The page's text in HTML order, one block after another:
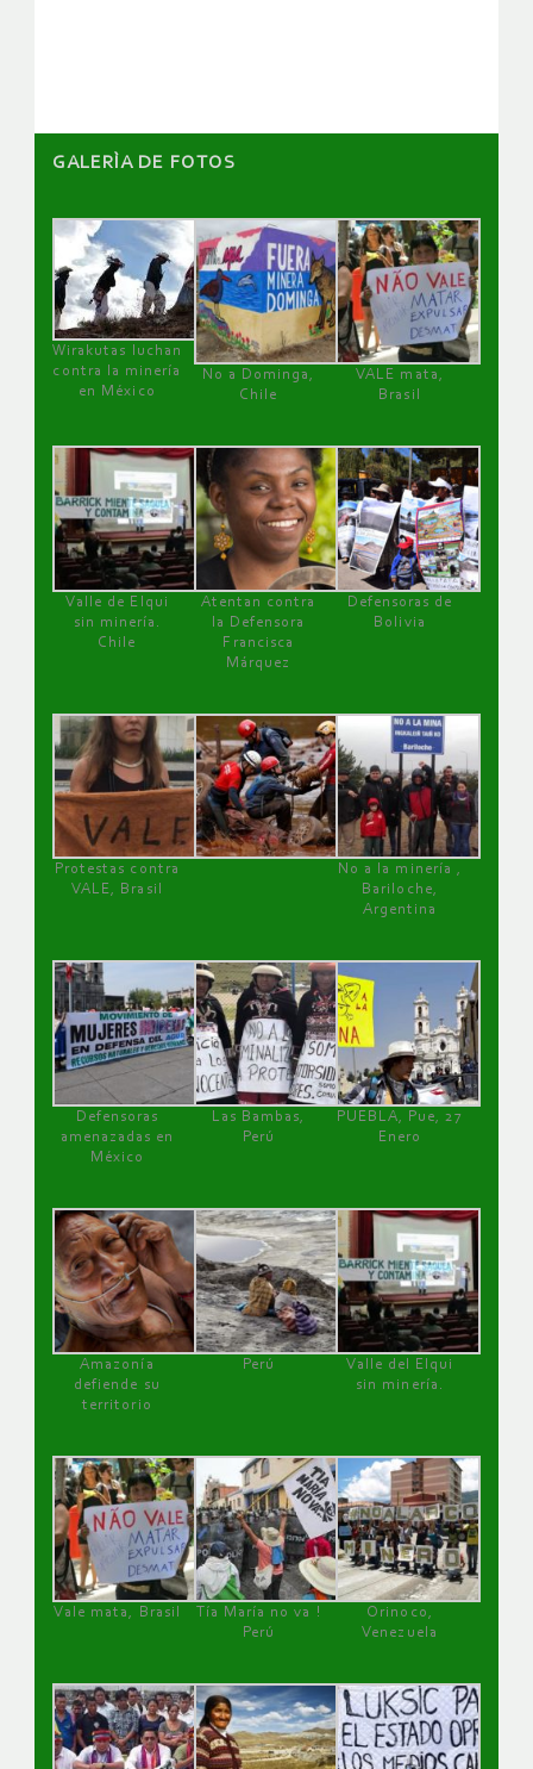
GALERÌA DE FOTOS
Wirakutas luchan
contra la minería
en México
No a Dominga,
Chile
VALE mata,
Brasil
Valle de Elqui
sin minería.
Chile
Atentan contra
la Defensora
Francisca
Márquez
Defensoras de
Bolivia
Protestas contra
VALE, Brasil
No a la minería ,
Bariloche,
Argentina
Defensoras
amenazadas en
México
Las Bambas,
Perú
PUEBLA, Pue, 27
Enero
Amazonía
defiende su
territorio
Perú
Valle del Elqui
sin minería.
Vale mata, Brasil
Tía María no va !
Perú
Orinoco,
Venezuela